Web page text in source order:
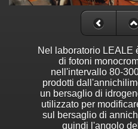
Nel laboratorio LEALE
di fotoni
nell'intervallo 80-
prodotti
un bersaglio di
utilizzato per
sul bersaglio di
quindi l'angolo